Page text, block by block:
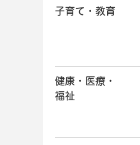
子育て・教育
健康・医療・
福祉